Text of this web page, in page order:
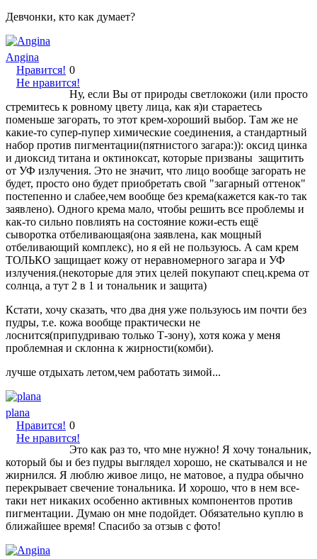
Девчонки, кто как думает?
Angina
Нравится!
Не нравится!
0
Ну, если Вы от природы светлокожи (или просто
стремитесь к ровному цвету лица, как я)и стараетесь
поменьше загорать, то этот крем-хороший выбор. Там же не
какие-то супер-пупер химические соединения, а стандартный
набор против пигментации(пятнистого загара:)): оксид цинка
и диоксид титана и октиноксат, которые призваны защитить
от УФ излучения. Это не значит, что лицо вообще загорать не
будет, просто оно будет приобретать свой "загарный оттенок"
постепенно и слабее,чем вообще без крема(кажется как-то так
заявлено). Одного крема мало, чтобы решить все проблемы и
как-то сильно повлиять на состояние кожи-есть ещё
сыворотка отбеливающая(она заявлена, как мощный
отбеливающий комплекс), но я ей не пользуюсь. А сам крем
ТОЛЬКО защищает кожу от неравномерного загара и УФ
излучения.(некоторые для этих целей покупают спец.крема от
солнца, а тут 2 в 1 и тональник и защита)
Кстати, хочу сказать, что два дня уже пользуюсь им почти без
пудры, т.е. кожа вообще практически не
лоснится(припудриваю только Т-зону), хотя кожа у меня
проблемная и склонна к жирности(комби).
лучше отдыхать летом,чем работать зимой...
plana
Нравится!
Не нравится!
0
Это как раз то, что мне нужно! Я хочу тональник,
который бы и без пудры выглядел хорошо, не скатывался и не
жирнился. Я люблю живое лицо, не матовое, а пудра обычно
перекрывает свечение тональника. И хорошо, что в нем все-
таки нет никаких особенно активных компонентов против
пигментации. Думаю он мне подойдет. Обязательно куплю в
ближайшее время! Спасибо за отзыв с фото!